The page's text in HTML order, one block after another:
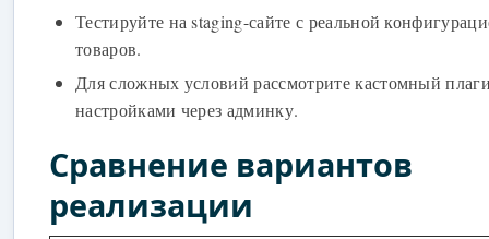
Тестируйте на staging-сайте с реальной
товаров.
Для сложных условий рассмотрите кастомный
настройками через админку.
Сравнение вариантов
реализации